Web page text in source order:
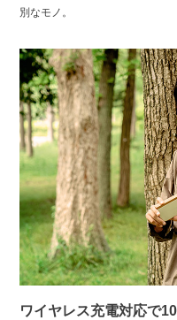
別なモノ。
ワイヤレス充電対応で